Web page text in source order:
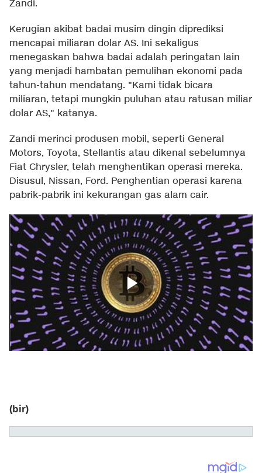
Zandi.
Kerugian akibat badai musim dingin diprediksi
mencapai miliaran dolar AS. Ini sekaligus
menegaskan bahwa badai adalah peringatan lain
yang menjadi hambatan pemulihan ekonomi pada
tahun-tahun mendatang. "Kami tidak bicara
miliaran, tetapi mungkin puluhan atau ratusan miliar
dolar AS," katanya.
Zandi merinci produsen mobil, seperti General
Motors, Toyota, Stellantis atau dikenal sebelumnya
Fiat Chrysler, telah menghentikan operasi mereka.
Disusul, Nissan, Ford. Penghentian operasi karena
pabrik-pabrik ini kekurangan gas alam cair.
(bir)